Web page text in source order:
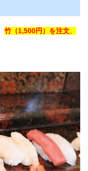
竹（1,500円）を注文。